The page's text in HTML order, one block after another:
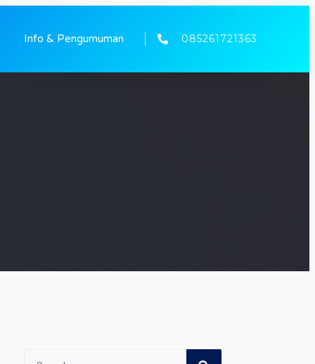
Info & Pengumuman 085261721363